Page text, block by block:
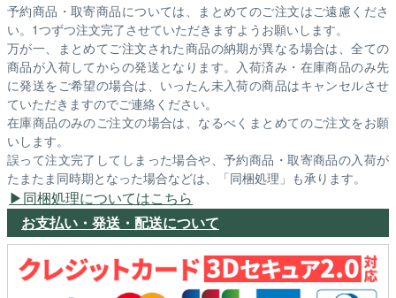
予約商品・取寄商品については、まとめてのご注文はご遠慮くださ
い。1つずつ注文完了させていただきますようお願いします。
万が一、まとめてご注文された商品の納期が異なる場合は、全ての
商品が入荷してからの発送となります。入荷済み・在庫商品のみ先
に発送をご希望の場合は、いったん未入荷の商品はキャンセルさせ
ていただきますのでご連絡ください。
在庫商品のみのご注文の場合は、なるべくまとめてのご注文をお願
いします。
誤って注文完了してしまった場合や、予約商品・取寄商品の入荷が
たまたま同時期となった場合などは、「同梱処理」も承ります。
同梱処理についてはこちら
お支払い・発送・配送について